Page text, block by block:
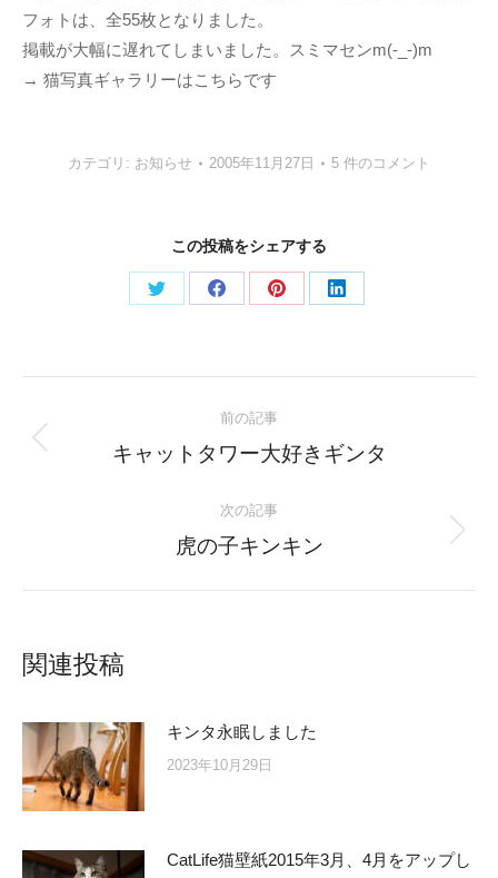
フォトは、全55枚となりました。
掲載が大幅に遅れてしまいました。スミマセンm(-_-)m
→ 猫写真ギャラリーはこちらです
カテゴリ: お知らせ 2005年11月27日 5 件のコメント
この投稿をシェアする
Share
Share
Share
Share
navigation
前の記事
Previous
キャットタワー大好きギンタ
次の記事
Next
虎の子キンキン
関連投稿
キンタ永眠しました
2023年10月29日
CatLife猫壁紙2015年3月、4月をアップし